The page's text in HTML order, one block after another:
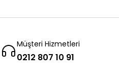
Müşteri Hizmetleri
0212 807 10 91